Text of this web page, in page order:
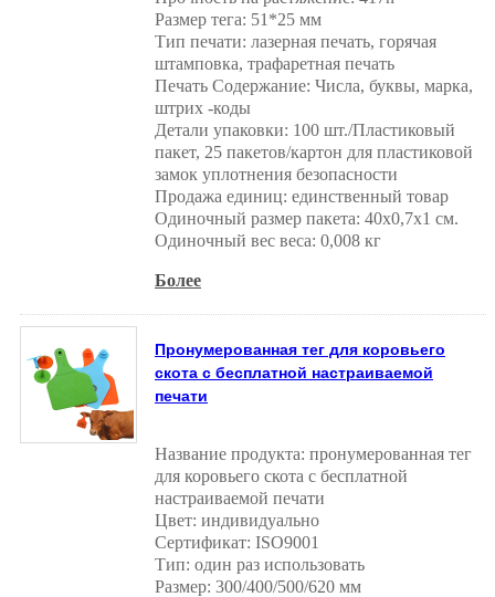
Размер тега: 51*25 мм
Тип печати: лазерная печать, горячая
штамповка, трафаретная печать
Печать Содержание: Числа, буквы, марка,
штрих -коды
Детали упаковки: 100 шт./Пластиковый
пакет, 25 пакетов/картон для пластиковой
замок уплотнения безопасности
Продажа единиц: единственный товар
Одиночный размер пакета: 40x0,7x1 см.
Одиночный вес веса: 0,008 кг
Более
Пронумерованная тег для коровьего
скота с бесплатной настраиваемой
печати
Название продукта: пронумерованная тег
для коровьего скота с бесплатной
настраиваемой печати
Цвет: индивидуально
Сертификат: ISO9001
Тип: один раз использовать
Размер: 300/400/500/620 мм